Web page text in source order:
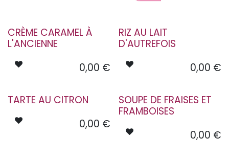
CRÈME CARAMEL À
L'ANCIENNE
0,00 €
RIZ AU LAIT
D'AUTREFOIS
0,00 €
TARTE AU CITRON
0,00 €
SOUPE DE FRAISES ET
FRAMBOISES
0,00 €